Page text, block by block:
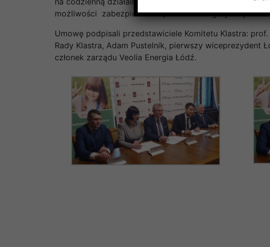
możliwości zabezpieczenia potrzeb energetycznych
Umowę podpisali przedstawiciele Komitetu Klastra:
Rady Klastra, Adam Pustelnik, pierwszy wiceprezydent
członek zarządu Veolia Energia Łódź.